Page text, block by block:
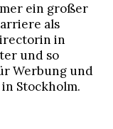
ein großer
als
in
und so
Werbung und
Stockholm.